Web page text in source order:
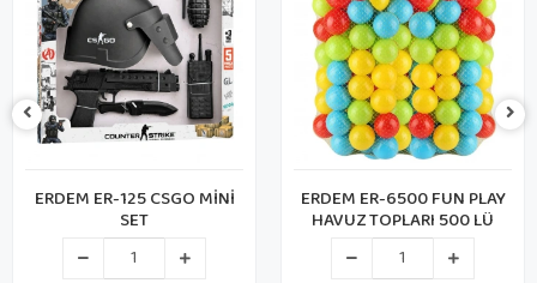
ERDEM ER-6500 FUN PLAY
HAVUZ TOPLARI 500 LÜ
ŞENOL 777-16 KALPLİ
SUKUŞİ (288)